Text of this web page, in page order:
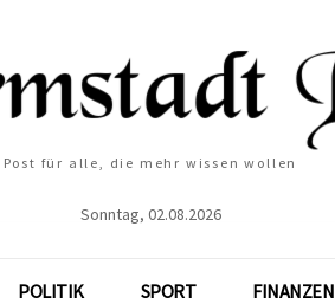
Post für alle, die mehr wissen wollen
Sonntag, 02.08.2026
POLITIK SPORT FINANZEN